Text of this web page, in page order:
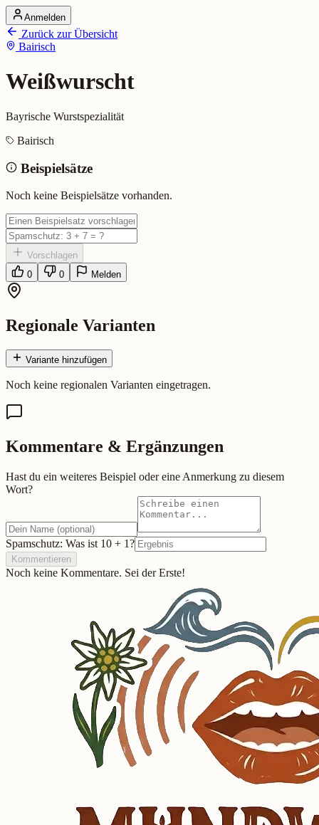
Startseite
Alle Dialekte
Dialekte vergleichen
Dialekt-Karte
Ranking
Weißwurscht (Bairisch)
Bedeutung: Bayrische Wurstspezialität
Eingereicht von: Mundwerk Team
Anmelden
Zurück zur Übersicht
Bairisch
Weißwurscht
Bayrische Wurstspezialität
Bairisch
Beispielsätze
Noch keine Beispielsätze vorhanden.
Vorschlagen
0
0 Melden
Regionale Varianten
Variante hinzufügen
Noch keine regionalen Varianten eingetragen.
Kommentare & Ergänzungen
Hast du ein weiteres Beispiel oder eine Anmerkung zu diesem
Wort?
Spamschutz: Was ist 10 + 1?
Kommentieren
Noch keine Kommentare. Sei der Erste!